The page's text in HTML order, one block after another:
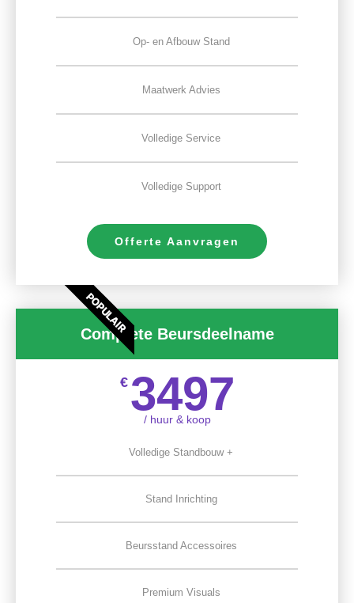
Op- en Afbouw Stand
Maatwerk Advies
Volledige Service
Volledige Support
Offerte Aanvragen
POPULAIR
Complete Beursdeelname
€ 3497
/ huur & koop
Volledige Standbouw +
Stand Inrichting
Beursstand Accessoires
Premium Visuals